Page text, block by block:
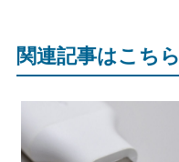
関連記事はこちら